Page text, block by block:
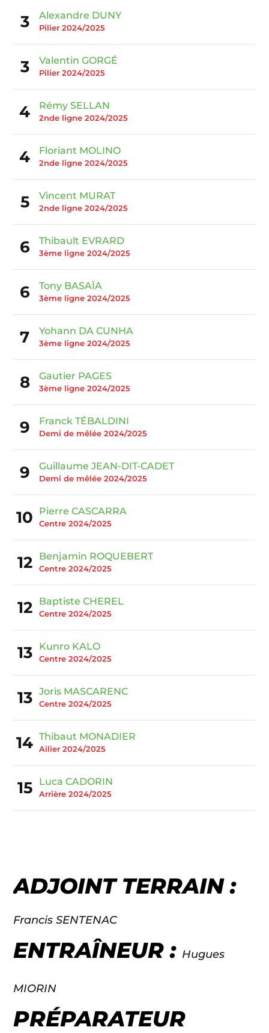
3 Alexandre DUNY
Pilier 2024/2025
3 Valentin GORGÉ
Pilier 2024/2025
4 Rémy SELLAN
2nde ligne 2024/2025
4 Floriant MOLINO
2nde ligne 2024/2025
5 Vincent MURAT
2nde ligne 2024/2025
6 Thibault EVRARD
3ème ligne 2024/2025
6 Tony BASAÏA
3ème ligne 2024/2025
7 Yohann DA CUNHA
3ème ligne 2024/2025
8 Gautier PAGES
3ème ligne 2024/2025
9 Franck TÉBALDINI
Demi de mêlée 2024/2025
9 Guillaume JEAN-DIT-CADET
Demi de mêlée 2024/2025
10 Pierre CASCARRA
Centre 2024/2025
12 Benjamin ROQUEBERT
Centre 2024/2025
12 Baptiste CHEREL
Centre 2024/2025
13 Kunro KALO
Centre 2024/2025
13 Joris MASCARENC
Centre 2024/2025
14 Thibaut MONADIER
Ailier 2024/2025
15 Luca CADORIN
Arrière 2024/2025
ADJOINT TERRAIN :
Francis SENTENAC
ENTRAÎNEUR : Hugues
MIORIN
PRÉPARATEUR